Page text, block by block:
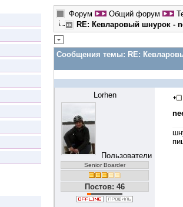
Форум Общий форум
RE: Кевларовый шнурок -
Сообщения темы: RE:
Lorhen
Пользователи
Senior Boarder
Постов: 46